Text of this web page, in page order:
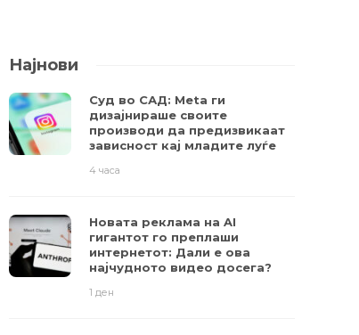
Најнови
Суд во САД: Meta ги
дизајнираше своите
производи да предизвикаат
зависност кај младите луѓе
4 часа
Новата реклама на AI
гигантот го преплаши
интернетот: Дали е ова
најчудното видео досега?
1 ден